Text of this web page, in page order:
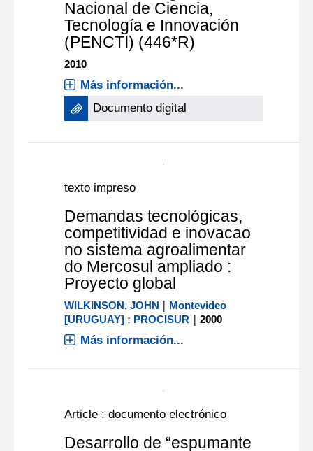
documento electrónico
Decreto 82/010 Apruébase
el Plan Estratégico
Nacional de Ciencia,
Tecnología e Innovación
texto impreso
Demandas tecnológicas,
competitividad e inovacao
no sistema agroalimentar
Proyecto global
[URUGUAY] : PROCISUR|2000